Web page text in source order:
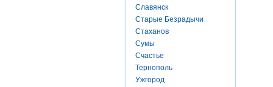
Славянск
Старые Безрадычи
Стаханов
Сумы
Счастье
Тернополь
Ужгород